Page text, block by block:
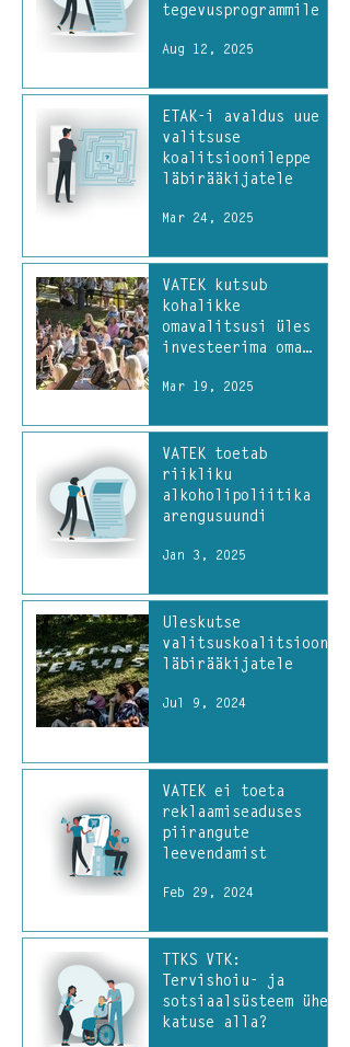
tegevusprogrammile
Aug 12, 2025
ETAK-i avaldus uue
valitsuse
koalitsioonileppe
läbirääkijatele
Mar 24, 2025
VATEK kutsub
kohalikke
omavalitsusi üles
investeerima oma
Mar 19, 2025
VATEK toetab
riikliku
alkoholipoliitika
arengusuundi
Jan 3, 2025
Üleskutse
valitsuskoalitsiooni
läbirääkijatele
Jul 9, 2024
VATEK ei toeta
reklaamiseaduses
piirangute
leevendamist
Feb 29, 2024
TTKS VTK:
Tervishoiu- ja
sotsiaalsüsteem ühe
katuse alla?